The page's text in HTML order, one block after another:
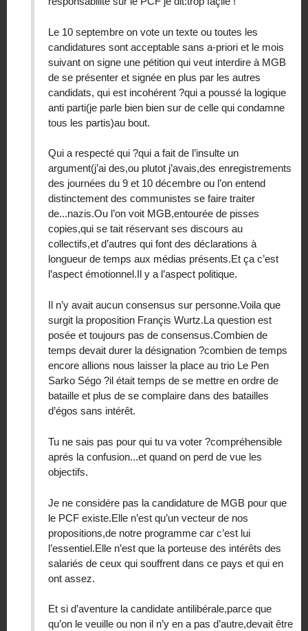
Le 10 septembre on vote un texte ou toutes les
candidatures sont acceptable sans a-priori et le mois
suivant on signe une pétition qui veut interdire à MGB
de se présenter et signée en plus par les autres
candidats, qui est incohérent ?qui a poussé la logique
anti parti(je parle bien bien sur de celle qui condamne
tous les partis)au bout.
Qui a respecté qui ?qui a fait de l’insulte un
argument(j’ai des,ou plutot j’avais,des enregistrements
des journées du 9 et 10 décembre ou l’on entend
distinctement des communistes se faire traiter
de...nazis.Ou l’on voit MGB,entourée de pisses
copies,qui se tait réservant ses discours au
collectifs,et d’autres qui font des déclarations à
longueur de temps aux médias présents.Et ça c’est
l’aspect émotionnel.Il y a l’aspect politique.
Il n’y avait aucun consensus sur personne.Voila que
surgit la proposition Françis Wurtz.La question est
posée et toujours pas de consensus.Combien de
temps devait durer la désignation ?combien de temps
encore allions nous laisser la place au trio Le Pen
Sarko Ségo ?il était temps de se mettre en ordre de
bataille et plus de se complaire dans des batailles
d’égos sans intérêt.
Tu ne sais pas pour qui tu va voter ?compréhensible
aprés la confusion...et quand on perd de vue les
objectifs.
Je ne considére pas la candidature de MGB pour que
le PCF existe.Elle n’est qu’un vecteur de nos
propositions,de notre programme car c’est lui
l’essentiel.Elle n’est que la porteuse des intérêts des
salariés de ceux qui souffrent dans ce pays et qui en
ont assez.
Et si d’aventure la candidate antilibérale,parce que
qu’on le veuille ou non il n’y en a pas d’autre,devait être